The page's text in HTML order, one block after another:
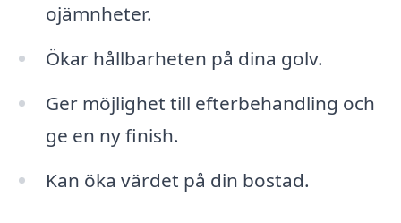
ojämnheter.
Ökar hållbarheten på dina golv.
Ger möjlighet till efterbehandling och
ge en ny finish.
Kan öka värdet på din bostad.